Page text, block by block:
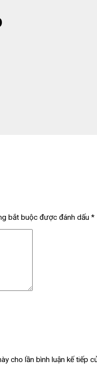
bắt buộc được đánh dấu *
cho lần bình luận kế tiếp